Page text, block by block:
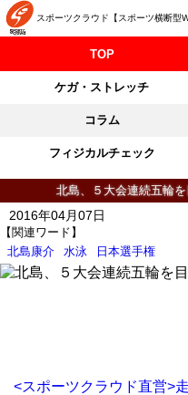
スポーツクラウド【スポーツ横断型
TOP
ケガ・ストレッチ
コラム
フィジカルチェック
北島、５大会連続五輪
【関連ワード】
北島康介
水泳 日本選手権
2016年04月07日
<スポーツクラウド直営>